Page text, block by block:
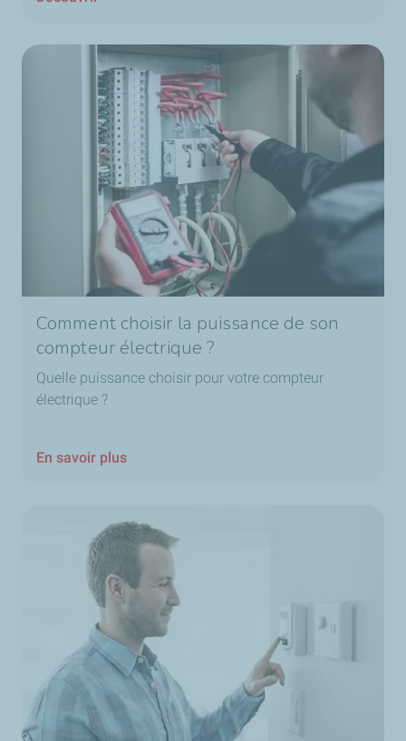
Comment choisir la puissance de son
compteur électrique ?
Quelle puissance choisir pour votre compteur
électrique ?
En savoir plus